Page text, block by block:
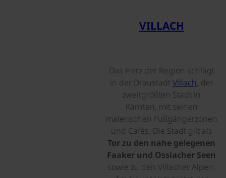
VILLACH
Das Herz der Region schlägt
in der DraustadtVillach, der
zweitgrößten Stadt in
Kärnten, mit seinen
malerischen Fußgängerzonen
und Cafés. Die Stadt gilt als
Tor zu den nahe gelegenen
Faaker und Ossiacher Seen
sowie zu den Villacher Alpen.